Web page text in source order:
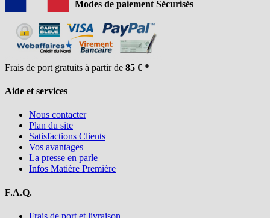
Modes de paiement Sécurisés
Frais de port gratuits à partir de 85 € *
Aide et services
Nous contacter
Plan du site
Satisfactions Clients
Vos avantages
La presse en parle
Infos Matière Première
F.A.Q.
Frais de port et livraison